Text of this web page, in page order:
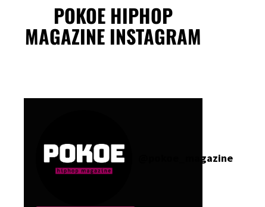
POKOE HIPHOP
MAGAZINE INSTAGRAM
pokoe_magazine